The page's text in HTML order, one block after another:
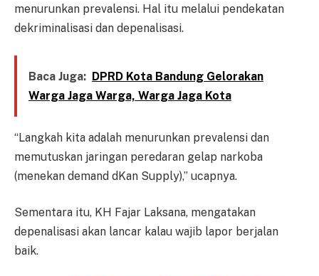
menurunkan prevalensi. Hal itu melalui pendekatan
dekriminalisasi dan depenalisasi.
Baca Juga: DPRD Kota Bandung Gelorakan
Warga Jaga Warga, Warga Jaga Kota
“Langkah kita adalah menurunkan prevalensi dan
memutuskan jaringan peredaran gelap narkoba
(menekan demand dKan Supply),” ucapnya.
Sementara itu, KH Fajar Laksana, mengatakan
depenalisasi akan lancar kalau wajib lapor berjalan
baik.